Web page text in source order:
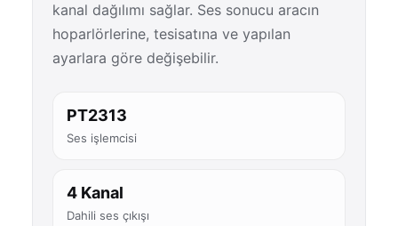
kanal dağılımı sağlar. Ses sonucu aracın
hoparlörlerine, tesisatına ve yapılan
ayarlara göre değişebilir.
PT2313
Ses işlemcisi
4 Kanal
Dahili ses çıkışı